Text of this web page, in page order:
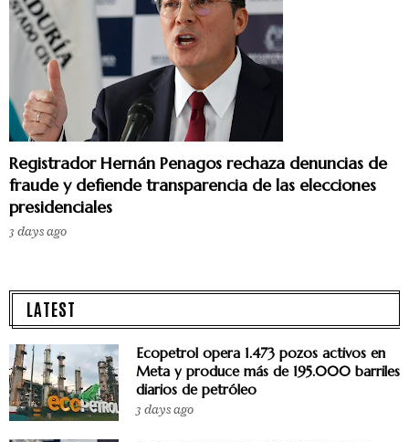
Registrador Hernán Penagos rechaza denuncias de
fraude y defiende transparencia de las elecciones
presidenciales
3 days ago
LATEST
Ecopetrol opera 1.473 pozos activos en
Meta y produce más de 195.000 barriles
diarios de petróleo
3 days ago